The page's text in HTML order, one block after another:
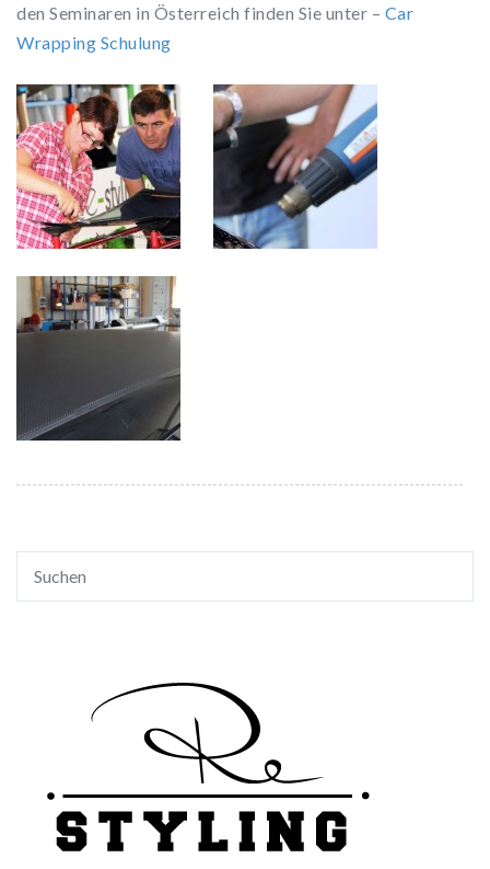
den Seminaren in Österreich finden Sie unter – Car
Wrapping Schulung